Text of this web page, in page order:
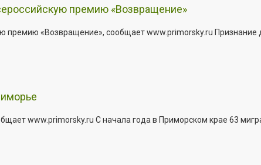
премию «Возвращение»
премию «Возвращение», сообщает www.primorsky.ru
www.primorsky.ru С начала года в Приморском крае 63